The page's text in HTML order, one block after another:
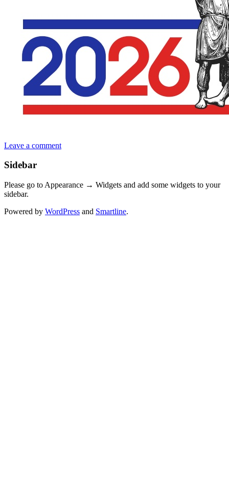
Leave a comment
Sidebar
Please go to Appearance → Widgets and add some widgets to your
sidebar.
Powered by WordPress and Smartline.